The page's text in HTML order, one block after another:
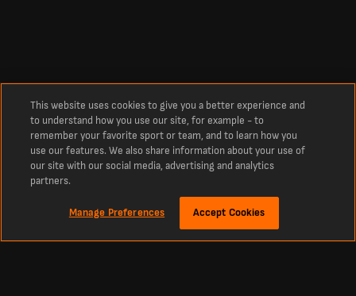
This website uses cookies to give you a better experience and
to understand how you use our site, for example - to
remember your favorite sport or team, and to learn how you
use our features. We also share information about your use of
our site with our social media, advertising and analytics
partners.
Manage Preferences Accept Cookies